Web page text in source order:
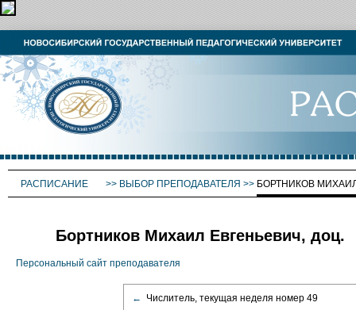
РАСПИСАНИЕ >> ВЫБОР ПРЕПОДАВАТЕЛЯ >> БОРТНИКОВ
Бортников Михаил Евгеньевич, доц.
Персональный сайт преподавателя
← Числитель, текущая неделя номер 49